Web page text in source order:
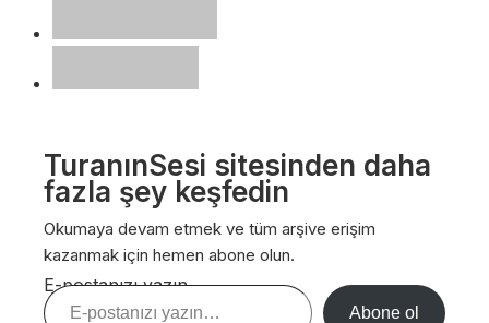
TuranınSesi sitesinden daha
fazla şey keşfedin
Okumaya devam etmek ve tüm arşive erişim
kazanmak için hemen abone olun.
E-postanızı yazın…
Abone ol